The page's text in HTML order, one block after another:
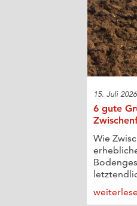
15. Juli 2026
6 gute
Wie